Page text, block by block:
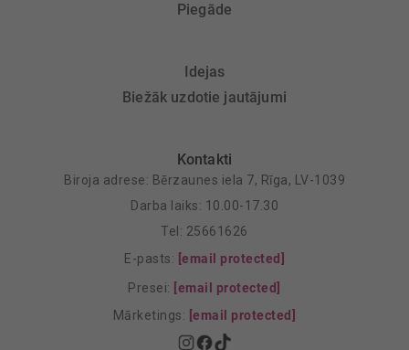
Piegāde
Idejas
Biežāk uzdotie jautājumi
Kontakti
Biroja adrese: Bērzaunes iela 7, Rīga, LV-1039
Darba laiks: 10.00-17.30
Tel: 25661626
E-pasts: [email protected]
Presei: [email protected]
Mārketings: [email protected]